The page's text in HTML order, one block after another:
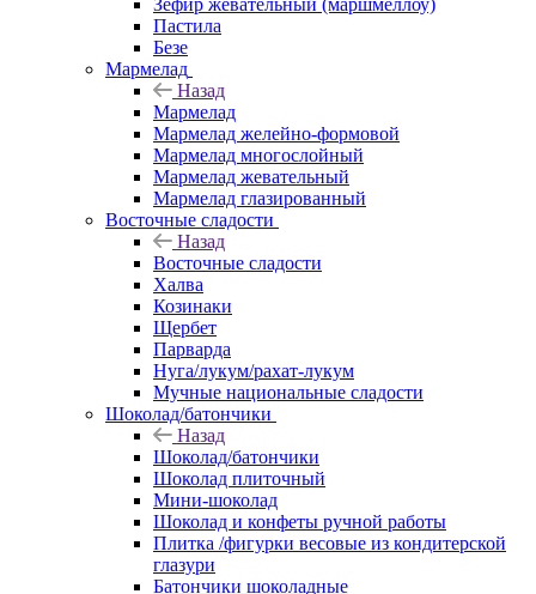
Зефир жевательный (маршмеллоу)
Пастила
Безе
Мармелад
Назад
Мармелад
Мармелад желейно-формовой
Мармелад многослойный
Мармелад жевательный
Мармелад глазированный
Восточные сладости
Назад
Восточные сладости
Халва
Козинаки
Щербет
Парварда
Нуга/лукум/рахат-лукум
Мучные национальные сладости
Шоколад/батончики
Назад
Шоколад/батончики
Шоколад плиточный
Мини-шоколад
Шоколад и конфеты ручной работы
Плитка /фигурки весовые из кондитерской
глазури
Батончики шоколадные